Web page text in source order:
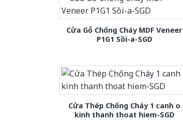
Cửa Gỗ Chống Cháy MDF Veneer
P1G1 Sồi-a-SGD
Cửa Thép Chống Cháy 1 canh o
kinh thanh thoat hiem-SGD